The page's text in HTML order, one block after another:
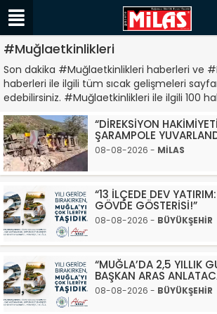
#Muğlaetkinlikleri
Son dakika #Muğlaetkinlikleri haberleri ve
haberleri ile ilgili tüm sıcak gelişmeleri
edebilirsiniz. #Muğlaetkinlikleri ile ilgili 100
“DİREKSİYON
ŞARAMPOLE
08-08-2026 - MİLAS
“13 İLÇEDE DEV
GÖVDE GÖSTERİSİ!”
08-08-2026 - BÜYÜKŞEHİR
“MUĞLA’DA 2,5 YILLIK
BAŞKAN ARAS
08-08-2026 - BÜYÜKŞEHİR